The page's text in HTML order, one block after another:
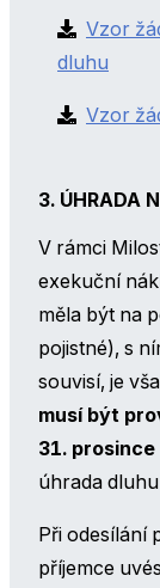
Vzor
dluhu
Vzor
3. ÚHRADA
V rámci
exekuční
měla být na
pojistné), s
souvisí, je
musí být
31.
úhrada
Při odesílání
příjemce